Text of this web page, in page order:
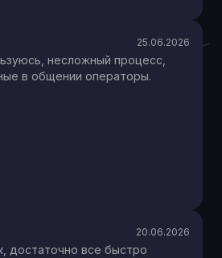
25.06.2026
несложный процесс,
в общении операторы.
20.06.2026
достаточно все быстро